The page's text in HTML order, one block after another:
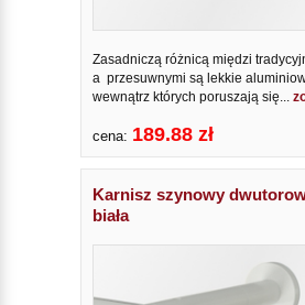
Zasadniczą różnicą międzi
a przesuwnymi są lekkie
wewnątrz których poruszają się...
cena: 189.88 zł
Karnisz szynowy
biała